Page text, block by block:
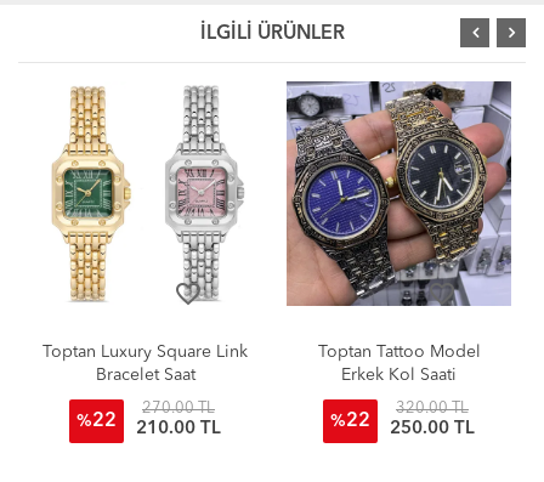
İLGİLİ ÜRÜNLER
favorite_border
Square Link
270.00 TL
210.00 TL
favorite_border
Toptan Tattoo Model
Erkek Kol Saati
320.00 TL
250.00 TL
Citizen